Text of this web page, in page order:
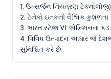
1. ઉત્સર્જન નિયંત્રણ
2. ટેનેકો ઇન્કની વૈશ્વિક કુશળતા
3. ભારત સ્ટેજ VI એમિશનના
4. વિવિધ ઉત્પાદન આધાર જે
સુનિશ્ચિત કરે છે.